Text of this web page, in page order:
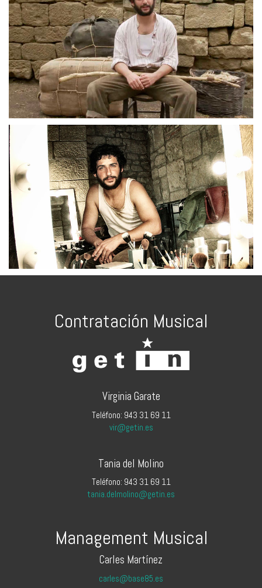
Contratación Musical
Virginia Garate
Teléfono: 943 31 69 11
vir@getin.es
Tania del Molino
Teléfono: 943 31 69 11
tania.delmolino@getin.es
Management Musical
Carles Martínez
carles@base85.es